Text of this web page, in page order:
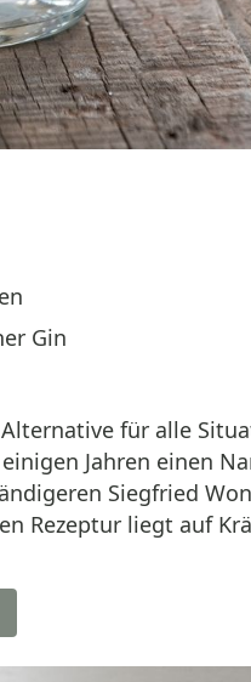
Gin
für alle
Jahren einen
Siegfried
Rezeptur liegt auf